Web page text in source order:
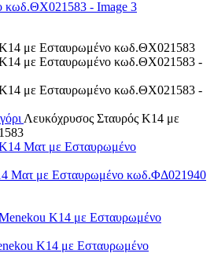
Λευκόχρυσος Σταυρός Κ14 με
Ματ με Εσταυρωμένο κωδ.ΦΔ021940
Κ14 με Εσταυρωμένο